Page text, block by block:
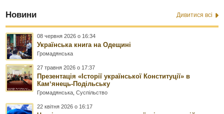
Новини Дивитися всі
08 червня 2026 о 16:34
Українська книга на Одещині
Громадянська
27 травня 2026 о 17:37
Презентація «Історії української Конституції» в
Камʼянець-Подільську
Громадянська ,Суспільство
22 квітня 2026 о 16:17